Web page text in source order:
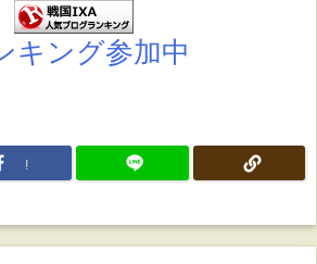
キング参加中
!